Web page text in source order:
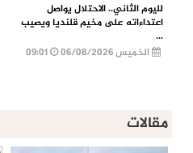
لليوم الثاني.. الاحتلال يواصل
اعتداءاته على مخيم قلنديا ويصيب
...
الخميس 06/08/2026
مقالات